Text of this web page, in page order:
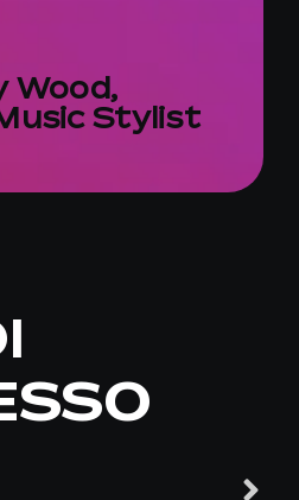
Wood,
Stylist